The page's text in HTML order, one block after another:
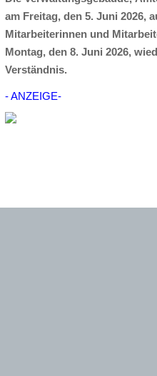
am Freitag, den 5. Juni 2026,
Mitarbeiterinnen und
Montag, den 8. Juni 2026,
Verständnis.
- ANZEIGE-